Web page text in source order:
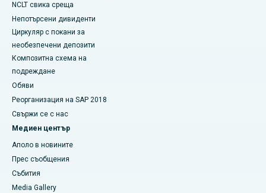
NCLT свика среща
Непотърсени дивиденти
Циркуляр с покани за
необезпечени депозити
Композитна схема на
подреждане
Обяви
Реорганизация на SAP 2018
Свържи се с нас
Медиен център
Аполо в новините
Прес съобщения
Събития
Media Gallery